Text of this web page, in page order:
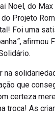
Noel, do
Projeto
Foi uma
“, afirmou
na
que
certeza
troca! As